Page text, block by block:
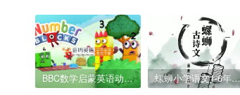
BBC数学启蒙英语动画Numberblocks数字积木，全七季共161集，1080P高清视频带英文字幕 螺蛳小学语文1-6年级《小学古诗文》课程视频